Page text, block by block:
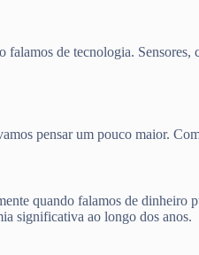
de tecnologia.
pensar um pouco maior.
quando falamos de
significativa ao longo dos anos.